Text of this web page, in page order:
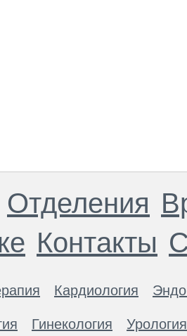
Отделения
Контакты
Кардиология
Гинекология Урология